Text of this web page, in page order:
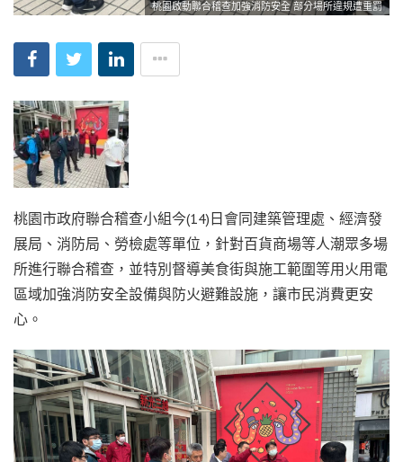
桃園啟動聯合稽查加強消防安全 部分場所違規遭重罰
桃園市政府聯合稽查小組今(14)日會同建築管理處、經濟發
展局、消防局、勞檢處等單位，針對百貨商場等人潮眾多場
所進行聯合稽查，並特別督導美食街與施工範圍等用火用電
區域加強消防安全設備與防火避難設施，讓市民消費更安
心。